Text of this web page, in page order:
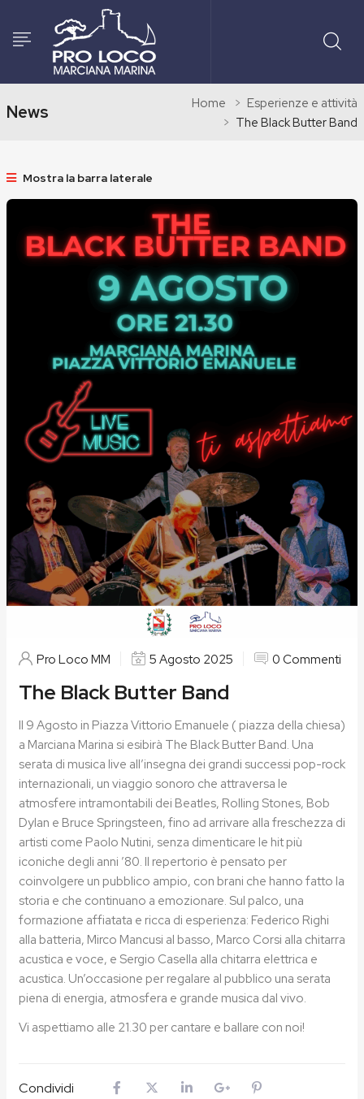
News Home
Esperienze e attività
The Black Butter Band
Mostra la barra laterale
Pro Loco MM 5 Agosto 2025 0 Commenti
The Black Butter Band
Il 9 Agosto in Piazza Vittorio Emanuele ( piazza della chiesa)
a Marciana Marina si esibirà The Black Butter Band. Una
serata di musica live all’insegna dei grandi successi pop-rock
internazionali, un viaggio sonoro che attraversa le
atmosfere intramontabili dei Beatles, Rolling Stones, Bob
Dylan e Bruce Springsteen, fino ad arrivare alla freschezza di
artisti come Paolo Nutini, senza dimenticare le hit più
iconiche degli anni ’80. Il repertorio è pensato per
coinvolgere un pubblico ampio, con brani che hanno fatto la
storia e che continuano a emozionare. Sul palco, una
formazione affiatata e ricca di esperienza: Federico Righi
alla batteria, Mirco Mancusi al basso, Marco Corsi alla chitarra
acustica e voce, e Sergio Casella alla chitarra elettrica e
acustica. Un’occasione per regalare al pubblico una serata
piena di energia, atmosfera e grande musica dal vivo.
Vi aspettiamo alle 21.30 per cantare e ballare con noi!
Condividi